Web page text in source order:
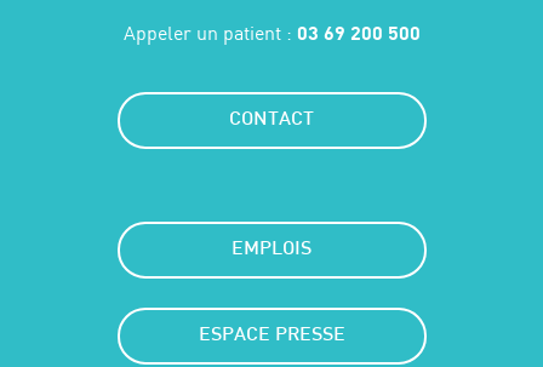
Appeler un patient : 03 69 200 500
CONTACT
EMPLOIS
ESPACE PRESSE